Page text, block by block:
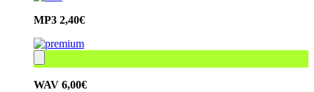
MP3 2,40€
WAV 6,00€